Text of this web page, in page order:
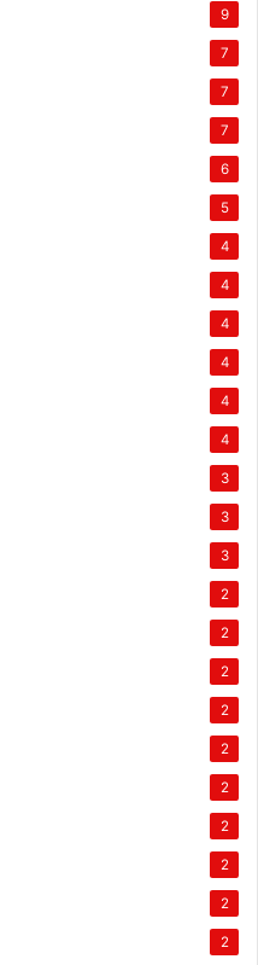
9
7
7
7
6
5
4
4
4
4
4
4
3
3
3
2
2
2
2
2
2
2
2
2
2